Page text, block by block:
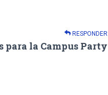
RESPONDER
para la Campus Party